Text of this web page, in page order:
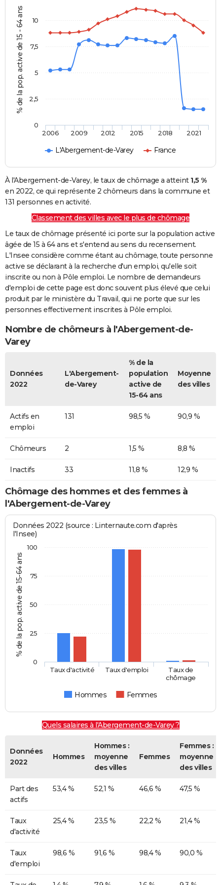
% de la pop. active de 15 - 64 ans
L'Abergement-de-Varey France
2006 2009 2012 2015 2018 2021
0
2,5
5
7,5
10
À l'Abergement-de-Varey, le taux de chômage a atteint 1,5 %
en 2022, ce qui représente 2 chômeurs dans la commune et
131 personnes en activité.
Classement des villes avec le plus de chômage
Le taux de chômage présenté ici porte sur la population active
âgée de 15 à 64 ans et s'entend au sens du recensement.
L'Insee considère comme étant au chômage, toute personne
active se déclarant à la recherche d'un emploi, qu'elle soit
inscrite ou non à Pôle emploi. Le nombre de demandeurs
d'emploi de cette page est donc souvent plus élevé que celui
produit par le ministère du Travail, qui ne porte que sur les
personnes effectivement inscrites à Pôle emploi.
Nombre de chômeurs à l'Abergement-de-
Varey
Données
2022
L'Abergement-
de-Varey
% de la
population
active de
15-64 ans
Moyenne
des villes
Actifs en
emploi
131 98,5 % 90,9 %
Chômeurs 2 1,5 % 8,8 %
Inactifs 33 11,8 % 12,9 %
Chômage des hommes et des femmes à
l'Abergement-de-Varey
% de la pop. active de 15-64 ans
Données 2022 (source : Linternaute.com d'après
l'Insee)
Hommes Femmes
Taux d'activité Taux d'emploi
Taux de
chômage
0
25
50
75
100
Quels salaires à l'Abergement-de-Varey ?
Données
2022
Hommes
Hommes :
moyenne
des villes
Femmes
Femmes :
moyenne
des villes
Part des
actifs
53,4 % 52,1 % 46,6 % 47,5 %
Taux
d'activité
25,4 % 23,5 % 22,2 % 21,4 %
Taux
d'emploi
98,6 % 91,6 % 98,4 % 90,0 %